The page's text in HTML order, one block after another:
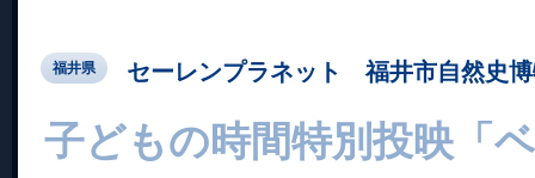
福井県 セーレンプラネット 福井市自然史
子どもの時間特別投映「